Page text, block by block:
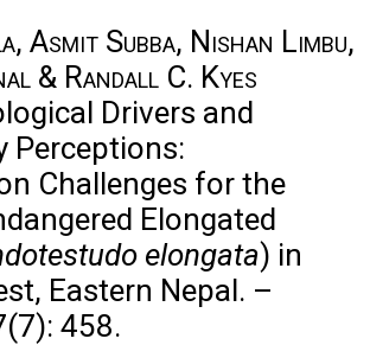
Asmit Subba, Nishan Limbu,
& Randall C. Kyes
Drivers and
Perceptions:
Challenges for the
Elongated
elongata) in
Eastern Nepal. –
458.